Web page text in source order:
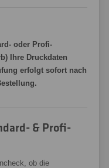
oder Profi-
Ihre Druckdaten
erfolgt sofort nach
& Profi-
ob die